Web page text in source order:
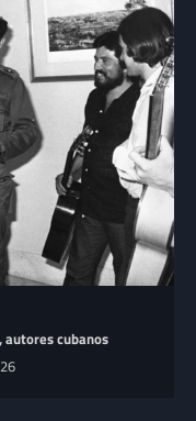
autores cubanos